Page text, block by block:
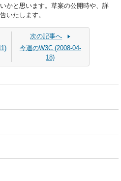
かと思います。草案の公開時や、詳
いたします。
次の記事へ
今週のW3C (2008-04-
18)